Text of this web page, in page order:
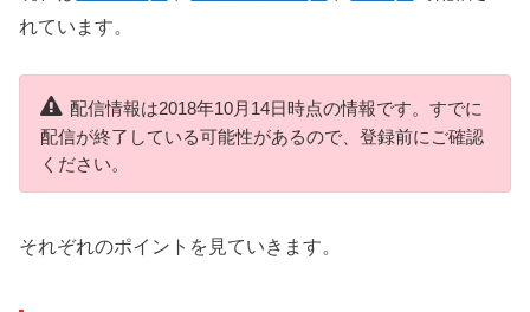
れています。
配信情報は2018年10月14日時点の情報です。すでに
配信が終了している可能性があるので、登録前にご確認
ください。
それぞれのポイントを見ていきます。